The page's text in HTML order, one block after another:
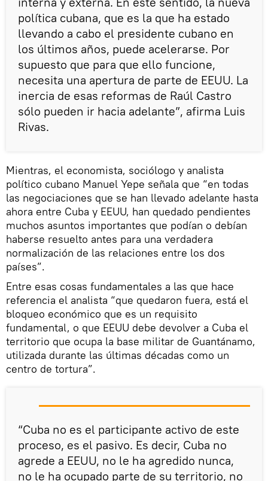
política cubana, que es la que ha estado
llevando a cabo el presidente cubano en
los últimos años, puede acelerarse. Por
supuesto que para que ello funcione,
necesita una apertura de parte de EEUU. La
inercia de esas reformas de Raúl Castro
sólo pueden ir hacia adelante”, afirma Luis
Rivas.
Mientras, el economista, sociólogo y analista
político cubano Manuel Yepe señala que “en todas
las negociaciones que se han llevado adelante hasta
ahora entre Cuba y EEUU, han quedado pendientes
muchos asuntos importantes que podían o debían
haberse resuelto antes para una verdadera
normalización de las relaciones entre los dos
países”.
Entre esas cosas fundamentales a las que hace
referencia el analista “que quedaron fuera, está el
bloqueo económico que es un requisito
fundamental, o que EEUU debe devolver a Cuba el
territorio que ocupa la base militar de Guantánamo,
utilizada durante las últimas décadas como un
centro de tortura”.
“Cuba no es el participante activo de este
proceso, es el pasivo. Es decir, Cuba no
agrede a EEUU, no le ha agredido nunca,
no le ha ocupado parte de su territorio, no